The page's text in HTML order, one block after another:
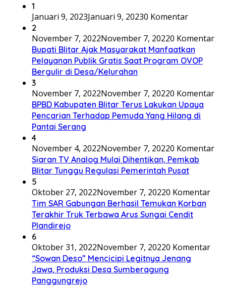
1
Januari 9, 2023Januari 9, 20230 Komentar
2
November 7, 2022November 7, 20220 Komentar
Bupati Blitar Ajak Masyarakat Manfaatkan
Pelayanan Publik Gratis Saat Program OVOP
Bergulir di Desa/Kelurahan
3
November 7, 2022November 7, 20220 Komentar
BPBD Kabupaten Blitar Terus Lakukan Upaya
Pencarian Terhadap Pemuda Yang Hilang di
Pantai Serang
4
November 4, 2022November 7, 20220 Komentar
Siaran TV Analog Mulai Dihentikan, Pemkab
Blitar Tunggu Regulasi Pemerintah Pusat
5
Oktober 27, 2022November 7, 20220 Komentar
Tim SAR Gabungan Berhasil Temukan Korban
Terakhir Truk Terbawa Arus Sungai Cendit
Plandirejo
6
Oktober 31, 2022November 7, 20220 Komentar
“Sowan Deso” Mencicipi Legitnya Jenang
Jawa, Produksi Desa Sumberagung
Panggungrejo